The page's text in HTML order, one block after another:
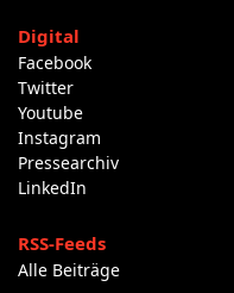
Digital
Facebook
Twitter
Youtube
Instagram
Pressearchiv
LinkedIn
RSS-Feeds
Alle Beiträge